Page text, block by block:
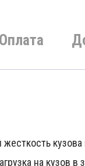
Оплата
кузова
на кузов в